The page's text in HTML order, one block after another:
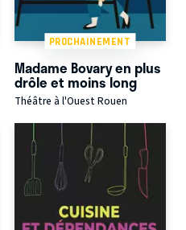
PROCHAINEMENT
Madame Bovary en plus
drôle et moins long
Théâtre à l'Ouest Rouen